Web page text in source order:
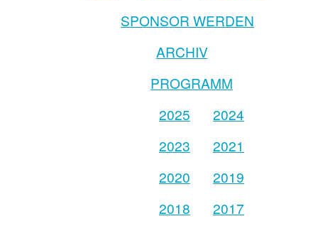
SPONSOR WERDEN
ARCHIV
PROGRAMM
2025
2024
2023
2021
2020
2019
2018
2017